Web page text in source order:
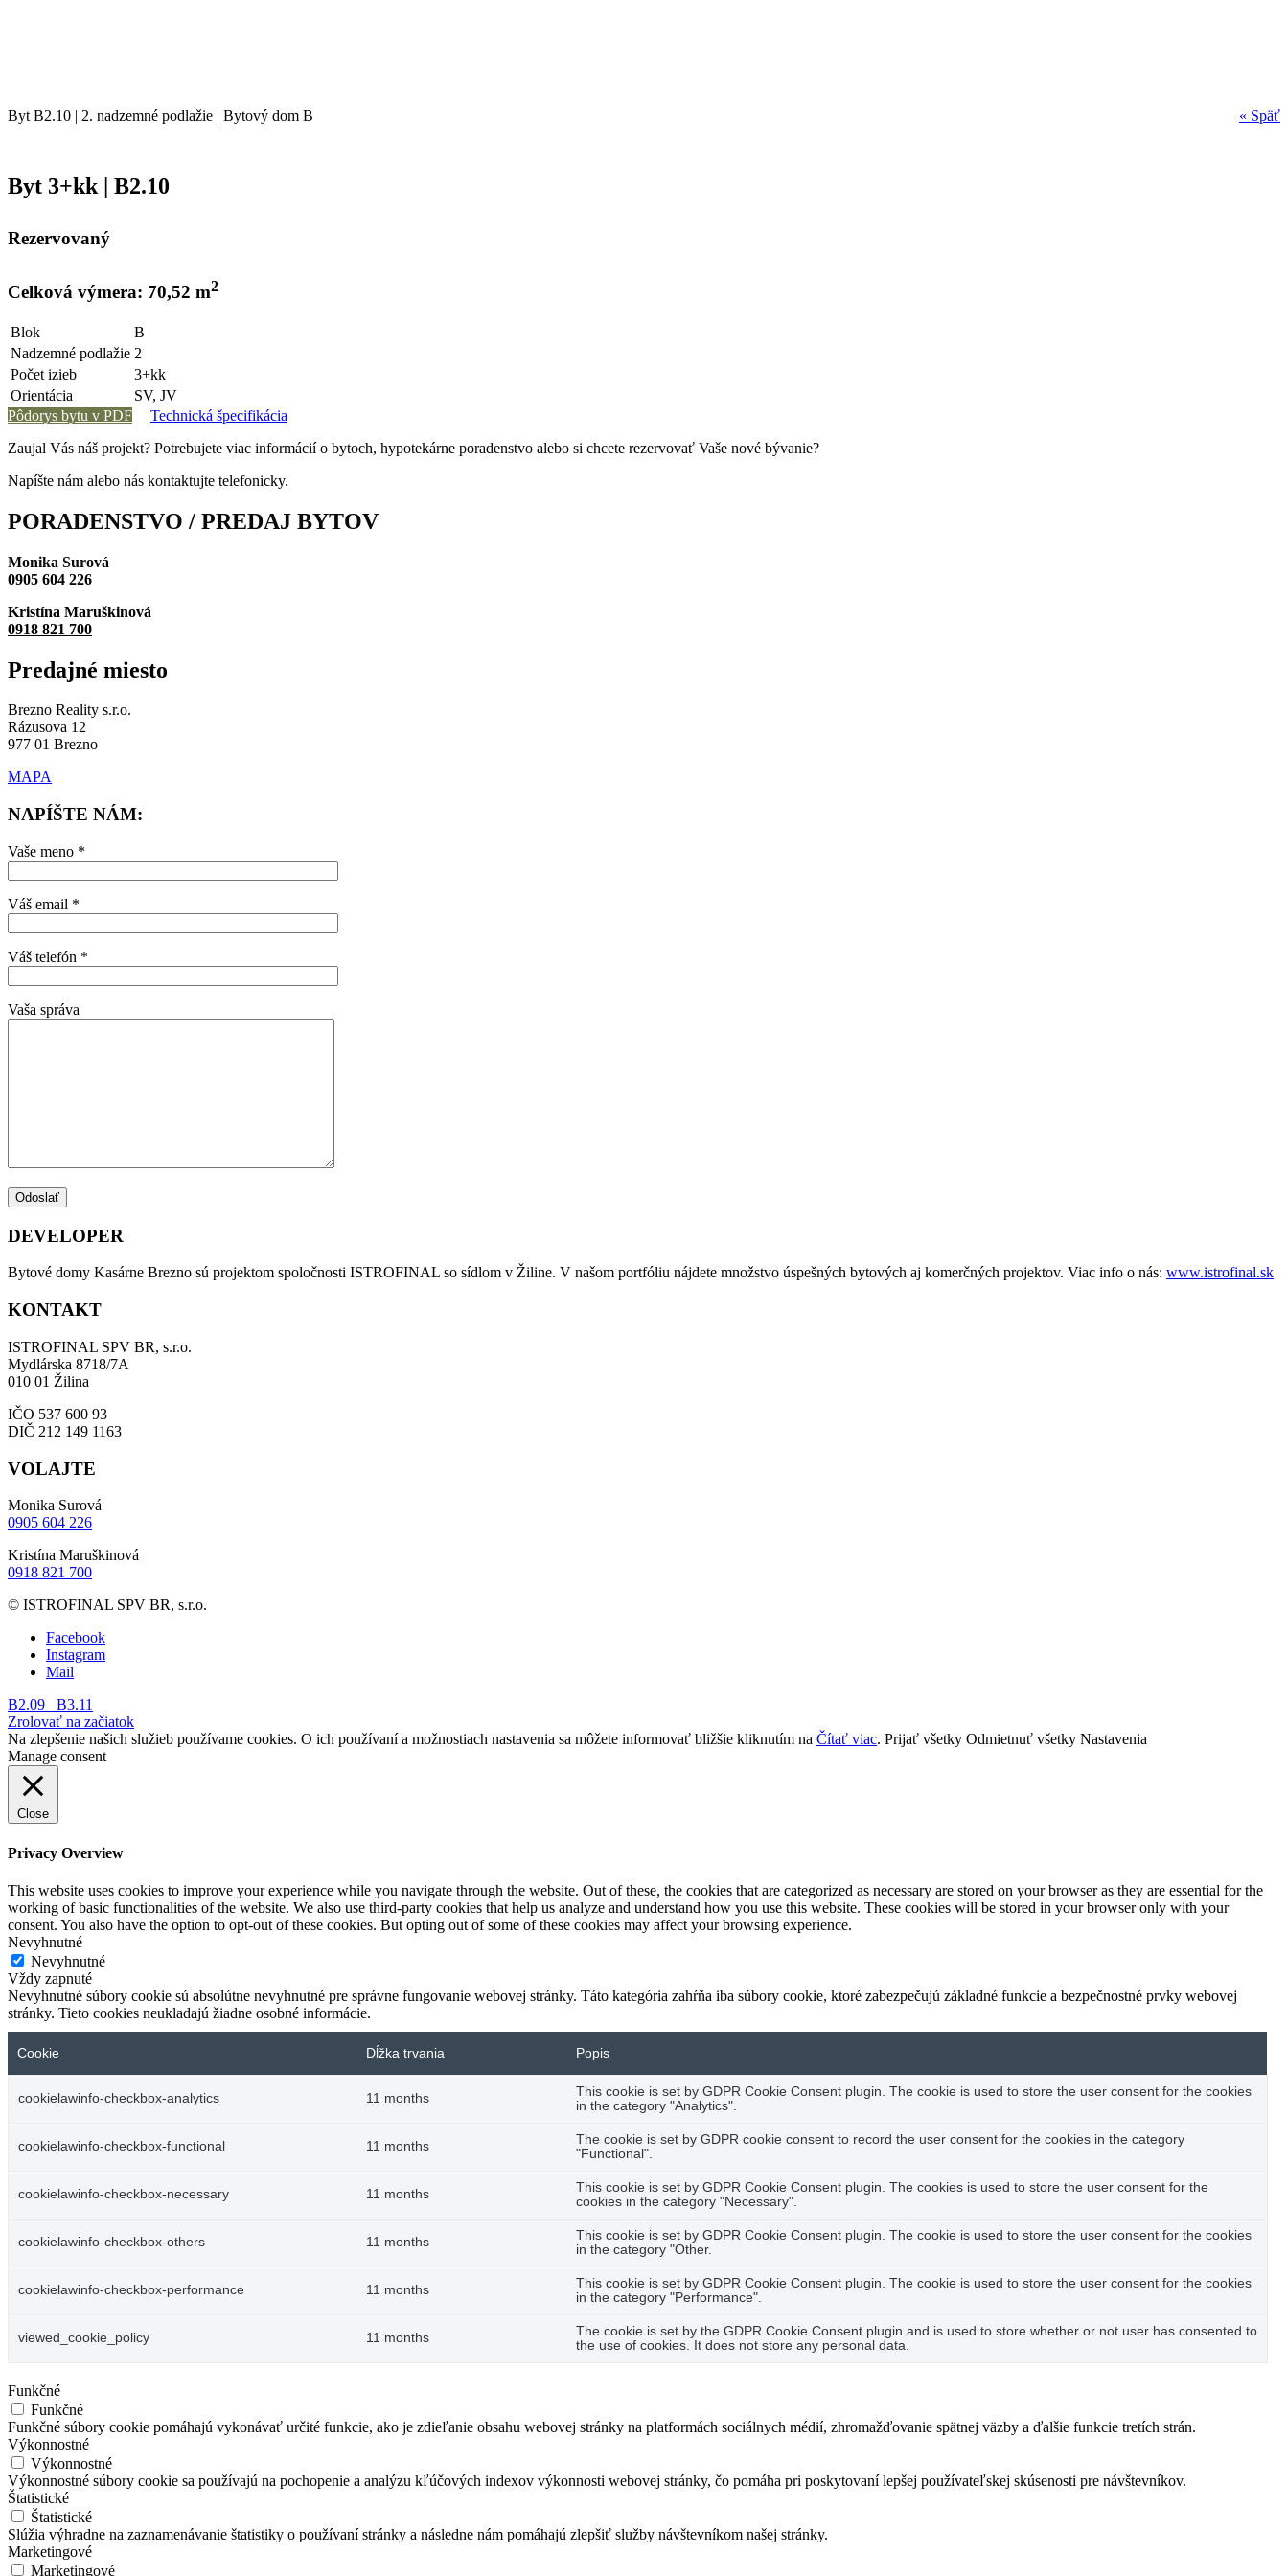
« Späť
Byt B2.10 | 2. nadzemné podlažie | Bytový dom B
Byt 3+kk | B2.10
Rezervovaný
Celková výmera: 70,52 m2
Blok
B
Nadzemné podlažie 2
Počet izieb
3+kk
Orientácia
SV, JV
Pôdorys bytu v PDF
Technická špecifikácia
Zaujal Vás náš projekt? Potrebujete viac informácií o bytoch, hypotekárne poradenstvo alebo si chcete rezervovať Vaše nové bývanie?
Napíšte nám alebo nás kontaktujte telefonicky.
PORADENSTVO / PREDAJ BYTOV
Monika Surová
0905 604 226
Kristína Maruškinová
0918 821 700
Predajné miesto
Brezno Reality s.r.o.
Rázusova 12
977 01 Brezno
MAPA
NAPÍŠTE NÁM:
Vaše meno *
Váš email *
Váš telefón *
Vaša správa
DEVELOPER
Bytové domy Kasárne Brezno sú projektom spoločnosti ISTROFINAL so sídlom v Žiline. V našom portfóliu nájdete množstvo úspešných bytových aj komerčných projektov. Viac info o nás: www.istrofinal.sk
KONTAKT
ISTROFINAL SPV BR, s.r.o.
Mydlárska 8718/7A
010 01 Žilina
IČO 537 600 93
DIČ 212 149 1163
VOLAJTE
Monika Surová
0905 604 226
Kristína Maruškinová
0918 821 700
© ISTROFINAL SPV BR, s.r.o.
Facebook
Instagram
Mail
B2.09
B3.11
Zrolovať na začiatok
Na zlepšenie našich služieb používame cookies. O ich používaní a možnostiach nastavenia sa môžete informovať bližšie kliknutím na Čítať viac. Prijať všetky Odmietnuť všetky Nastavenia
Manage consent
Close
Privacy Overview
This website uses cookies to improve your experience while you navigate through the website. Out of these, the cookies that are categorized as necessary are stored on your browser as they are essential for the
working of basic functionalities of the website. We also use third-party cookies that help us analyze and understand how you use this website. These cookies will be stored in your browser only with your
consent. You also have the option to opt-out of these cookies. But opting out of some of these cookies may affect your browsing experience.
Nevyhnutné
Nevyhnutné
Vždy zapnuté
Nevyhnutné súbory cookie sú absolútne nevyhnutné pre správne fungovanie webovej stránky. Táto kategória zahŕňa iba súbory cookie, ktoré zabezpečujú základné funkcie a bezpečnostné prvky webovej
stránky. Tieto cookies neukladajú žiadne osobné informácie.
Cookie Dĺžka trvania Popis
cookielawinfo-checkbox-analytics 11 months
This cookie is set by GDPR Cookie Consent plugin. The cookie is used to store the user consent for the cookies
in the category "Analytics".
cookielawinfo-checkbox-functional 11 months
The cookie is set by GDPR cookie consent to record the user consent for the cookies in the category
"Functional".
cookielawinfo-checkbox-necessary 11 months
This cookie is set by GDPR Cookie Consent plugin. The cookies is used to store the user consent for the
cookies in the category "Necessary".
cookielawinfo-checkbox-others 11 months
This cookie is set by GDPR Cookie Consent plugin. The cookie is used to store the user consent for the cookies
in the category "Other.
cookielawinfo-checkbox-performance 11 months
This cookie is set by GDPR Cookie Consent plugin. The cookie is used to store the user consent for the cookies
in the category "Performance".
viewed_cookie_policy 11 months
The cookie is set by the GDPR Cookie Consent plugin and is used to store whether or not user has consented to
the use of cookies. It does not store any personal data.
Funkčné
Funkčné
Funkčné súbory cookie pomáhajú vykonávať určité funkcie, ako je zdieľanie obsahu webovej stránky na platformách sociálnych médií, zhromažďovanie spätnej väzby a ďalšie funkcie tretích strán.
Výkonnostné
Výkonnostné
Výkonnostné súbory cookie sa používajú na pochopenie a analýzu kľúčových indexov výkonnosti webovej stránky, čo pomáha pri poskytovaní lepšej používateľskej skúsenosti pre návštevníkov.
Štatistické
Štatistické
Slúžia výhradne na zaznamenávanie štatistiky o používaní stránky a následne nám pomáhajú zlepšiť služby návštevníkom našej stránky.
Marketingové
Marketingové